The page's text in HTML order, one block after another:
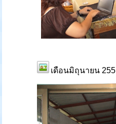
เดือนมิถุนายน